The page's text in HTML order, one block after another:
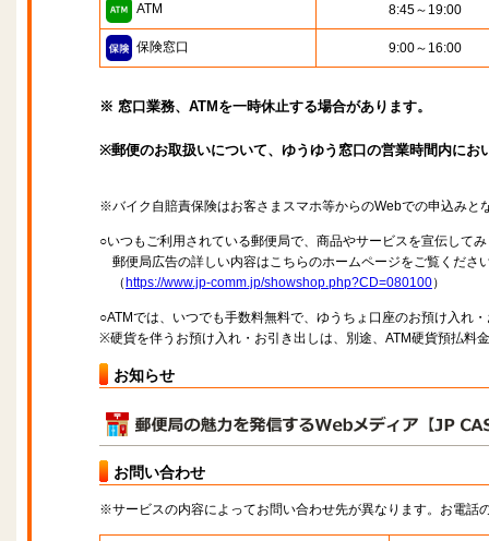
ATM 8:45～19:00
保険窓口 9:00～16:00
※ 窓口業務、ATMを一時休止する場合があります。
※郵便のお取扱いについて、ゆうゆう窓口の営業時間内に
※バイク自賠責保険はお客さまスマホ等からのWebでの申込みと
○いつもご利用されている郵便局で、商品やサービスを宣伝して
郵便局広告の詳しい内容はこちらのホームページをご覧くださ
（ https://www.jp-comm.jp/showshop.php?CD=080100）
○ATMでは、いつでも手数料無料で、ゆうちょ口座のお預け入れ
※硬貨を伴うお預け入れ・お引き出しは、別途、ATM硬貨預払料
お知らせ
お問い合わせ
※サービスの内容によってお問い合わせ先が異なります。お電話